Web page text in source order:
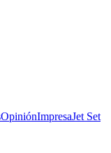
OpiniónImpresaJet Set